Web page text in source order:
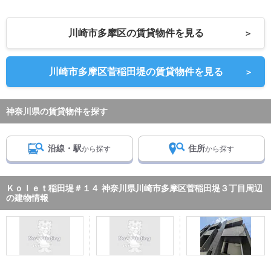
川崎市多摩区の賃貸物件を見る ＞
川崎市多摩区菅稲田堤の賃貸物件を見る ＞
神奈川県の賃貸物件を探す
沿線・駅から探す 住所から探す
Ｋｏｌｅｔ稲田堤＃１４ 神奈川県川崎市多摩区菅稲田堤３丁目周辺
の建物情報